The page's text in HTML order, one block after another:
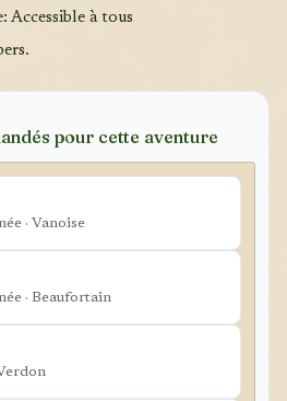
Accessible à tous
pour cette aventure
· Vanoise
· Beaufortain